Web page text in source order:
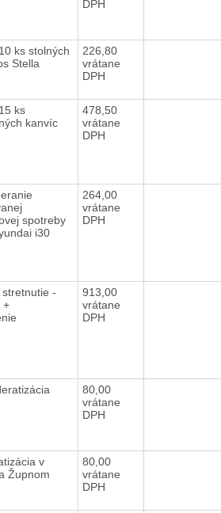
DPH
ks stolných
Stella
226,80
vrátane
DPH
ks
kanvíc
478,50
vrátane
DPH
spotreby
i30
264,00
vrátane
DPH
-
+
913,00
vrátane
DPH
80,00
vrátane
DPH
v
Župnom
80,00
vrátane
DPH